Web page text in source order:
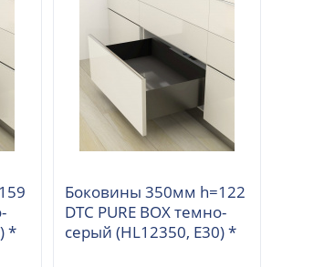
E30) *
Боковины 350мм h=122
DTC PURE BOX темно-
серый (HL12350, E30) *